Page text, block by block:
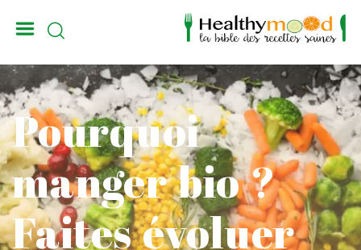
Pourquoi
manger bio ?
Faites évoluer